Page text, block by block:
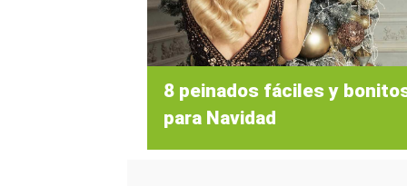
8 peinados fáciles y
para Navidad